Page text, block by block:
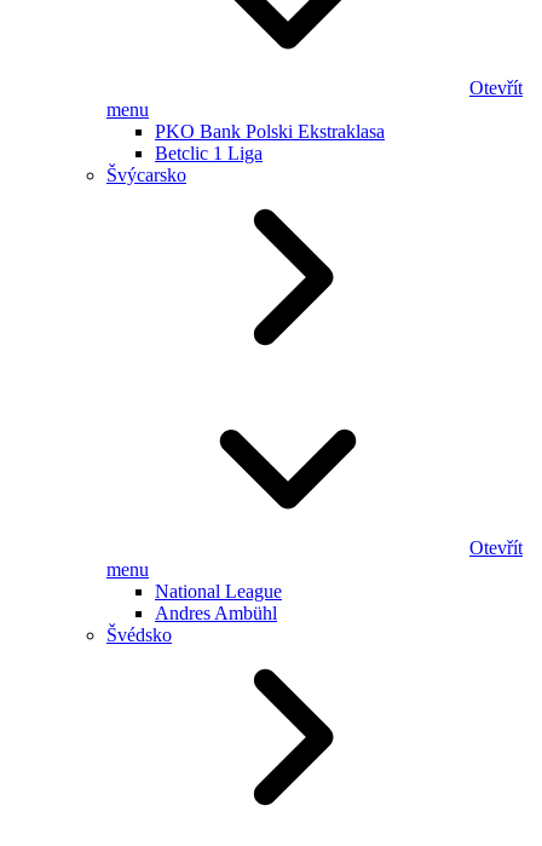
Otevřít
menu
PKO Bank Polski Ekstraklasa
Betclic 1 Liga
Švýcarsko
Otevřít
menu
National League
Andres Ambühl
Švédsko